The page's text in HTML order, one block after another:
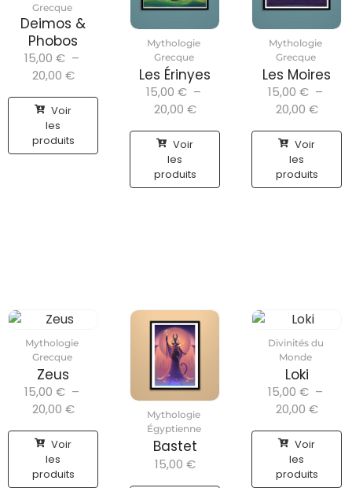
Grecque
Deimos &
Phobos
15,00 € –
20,00 €
Voir
les
produits
Mythologie
Grecque
Les Érinyes
15,00 € –
20,00 €
Voir
les
produits
Mythologie
Grecque
Les Moires
15,00 € –
20,00 €
Voir
les
produits
Mythologie
Grecque
Zeus
15,00 € –
20,00 €
Voir
les
produits
Mythologie
Égyptienne
Bastet
15,00 €
Divinités du
Monde
Loki
15,00 € –
20,00 €
Voir
les
produits